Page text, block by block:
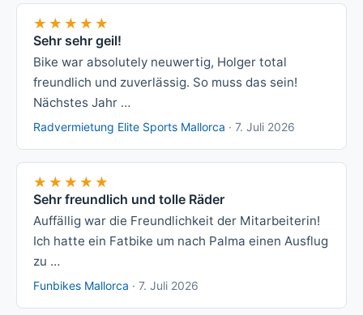
★★★★★
★★★★★
Sehr sehr geil!
Bike war absolutely neuwertig, Holger total
freundlich und zuverlässig. So muss das sein!
Nächstes Jahr …
Radvermietung Elite Sports Mallorca · 7. Juli 2026
★★★★★
★★★★★
Sehr freundlich und tolle Räder
Auffällig war die Freundlichkeit der Mitarbeiterin!
Ich hatte ein Fatbike um nach Palma einen Ausflug
zu …
Funbikes Mallorca · 7. Juli 2026